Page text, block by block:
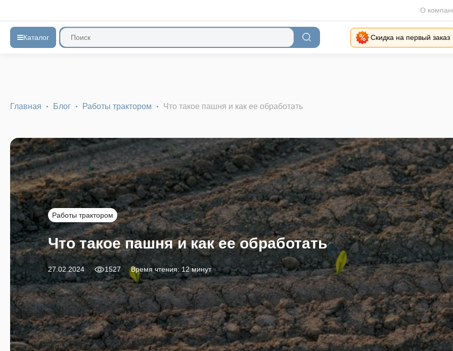
О
Каталог Скидка на первый заказ
Главная Блог Работы трактором Что такое пашня и как ее обработать
Работы трактором
Что такое пашня и как ее обработать
27.02.2024 1527 Время чтения: 12 минут